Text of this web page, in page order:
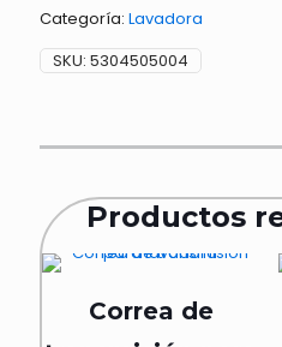
Categoría: Lavadora
SKU: 5304505004
Productos
Correa de